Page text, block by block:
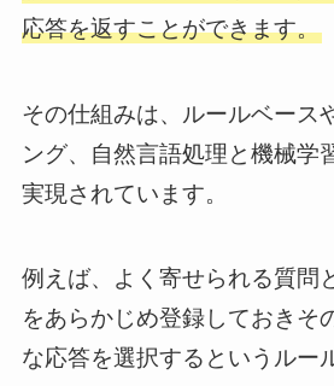
応答を返すことができます。
その仕組みは、ルールベース
ング、自然言語処理と機械学
実現されています。
例えば、よく寄せられる質問
をあらかじめ登録しておきそ
な応答を選択するというルー